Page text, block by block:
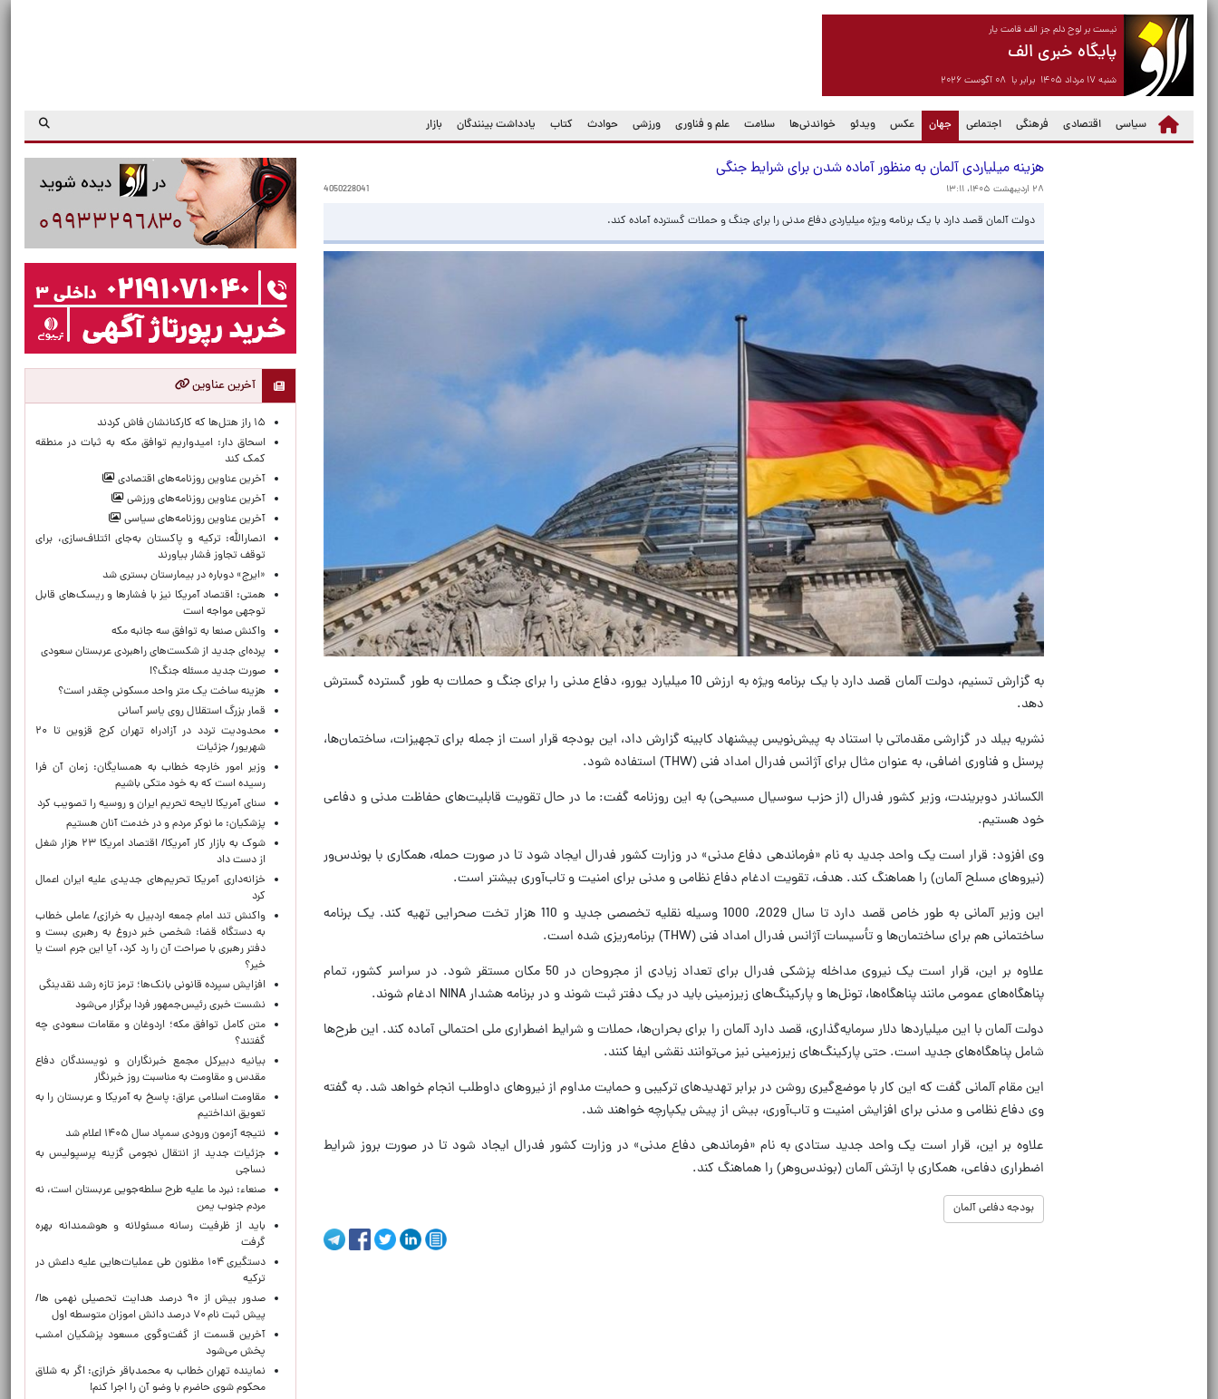
نیست بر لوح دلم جز الف قامت یار
پایگاه خبری الف
شنبه ۱۷ مرداد ۱۴۰۵ برابر با ۰۸ آگوست ۲۰۲۶
سیاسی اقتصادی فرهنگی اجتماعی جهان
(current) عکس ویدئو خواندنی‌ها سلامت علم و فناوری ورزشی حوادث کتاب یادداشت بینندگان بازار
هزینه میلیاردی آلمان به منظور آماده شدن برای شرایط جنگی
۲۸ اردیبهشت ۱۴۰۵، ۱۳:۱۱ 4050228041
دولت آلمان قصد دارد با یک برنامه ویژه میلیاردی دفاع مدنی را برای جنگ و حملات گسترده آماده کند.
به گزارش تسنیم، دولت آلمان قصد دارد با یک برنامه ویژه به ارزش 10 میلیارد یورو، دفاع مدنی را برای جنگ و حملات به طور گسترده گسترش
دهد.
نشریه بیلد در گزارشی مقدماتی با استناد به پیش‌نویس پیشنهاد کابینه گزارش داد، این بودجه قرار است از جمله برای تجهیزات، ساختمان‌ها،
پرسنل و فناوری اضافی، به عنوان مثال برای آژانس فدرال امداد فنی (THW) استفاده شود.
الکساندر دوبریندت، وزیر کشور فدرال (از حزب سوسیال مسیحی) به این روزنامه گفت: ما در حال تقویت قابلیت‌های حفاظت مدنی و دفاعی
خود هستیم.
وی افزود: قرار است یک واحد جدید به نام «فرماندهی دفاع مدنی» در وزارت کشور فدرال ایجاد شود تا در صورت حمله، همکاری با بوندس‌ور
(نیروهای مسلح آلمان) را هماهنگ کند. هدف، تقویت ادغام دفاع نظامی و مدنی برای امنیت و تاب‌آوری بیشتر است.
این وزیر آلمانی به طور خاص قصد دارد تا سال 2029، 1000 وسیله نقلیه تخصصی جدید و 110 هزار تخت صحرایی تهیه کند. یک برنامه
ساختمانی هم برای ساختمان‌ها و تأسیسات آژانس فدرال امداد فنی (THW) برنامه‌ریزی شده است.
علاوه بر این، قرار است یک نیروی مداخله پزشکی فدرال برای تعداد زیادی از مجروحان در 50 مکان مستقر شود. در سراسر کشور، تمام
پناهگاه‌های عمومی مانند پناهگاه‌ها، تونل‌ها و پارکینگ‌های زیرزمینی باید در یک دفتر ثبت شوند و در برنامه هشدار NINA ادغام شوند.
دولت آلمان با این میلیاردها دلار سرمایه‌گذاری، قصد دارد آلمان را برای بحران‌ها، حملات و شرایط اضطراری ملی احتمالی آماده کند. این طرح‌ها
شامل پناهگاه‌های جدید است. حتی پارکینگ‌های زیرزمینی نیز می‌توانند نقشی ایفا کنند.
این مقام آلمانی گفت که این کار با موضع‌گیری روشن در برابر تهدیدهای ترکیبی و حمایت مداوم از نیروهای داوطلب انجام خواهد شد. به گفته
وی دفاع نظامی و مدنی برای افزایش امنیت و تاب‌آوری، بیش از پیش یکپارچه خواهند شد.
علاوه بر این، قرار است یک واحد جدید ستادی به نام «فرماندهی دفاع مدنی» در وزارت کشور فدرال ایجاد شود تا در صورت بروز شرایط
اضطراری دفاعی، همکاری با ارتش آلمان (بوندس‌وهر) را هماهنگ کند.
بودجه دفاعی آلمان
آخرین عناوین
۱۵ راز هتل‌ها که کارکنانشان فاش کردند
اسحاق دار: امیدواریم توافق مکه به ثبات در منطقه
کمک کند
آخرین عناوین روزنامه‌های اقتصادی
آخرین عناوین روزنامه‌های ورزشی
آخرین عناوین روزنامه‌های سیاسی
انصارالله: ترکیه و پاکستان به‌جای ائتلاف‌سازی، برای
توقف تجاوز فشار بیاورند
«ایرج» دوباره در بیمارستان بستری شد
همتی: اقتصاد آمریکا نیز با فشارها و ریسک‌های قابل
توجهی مواجه است
واکنش صنعا به توافق سه جانبه مکه
پرده‌ای جدید از شکست‌های راهبردی عربستان سعودی
صورت جدید مسئله جنگ؟!
هزینه ساخت یک متر واحد مسکونی چقدر است؟
قمار بزرگ استقلال روی یاسر آسانی
محدودیت تردد در آزادراه تهران کرج قزوین تا ۲۰
شهریور/ جزئیات
وزیر امور خارجه خطاب به همسایگان: زمان آن فرا
رسیده است که به خود متکی باشیم
سنای آمریکا لایحه تحریم ایران و روسیه را تصویب کرد
پزشکیان: ما نوکر مردم و در خدمت آنان هستیم
شوک به بازار کار آمریکا/ اقتصاد امریکا ۲۳ هزار شغل
از دست داد
خزانه‌داری آمریکا تحریم‌های جدیدی علیه ایران اعمال
کرد
واکنش تند امام جمعه اردبیل به خرازی/ عاملی خطاب
به دستگاه قضا: شخصی خبر دروغ به رهبری بست و
دفتر رهبری با صراحت آن را رد کرد، آیا این جرم است یا
خیر؟
افزایش سپرده قانونی بانک‌ها؛ ترمز تازه رشد نقدینگی
نشست خبری رئیس‌جمهور فردا برگزار می‌شود
متن کامل توافق مکه؛ اردوغان و مقامات سعودی چه
گفتند؟
بیانیه دبیرکل مجمع خبرنگاران و نویسندگان دفاع
مقدس و مقاومت به مناسبت روز خبرنگار
مقاومت اسلامی عراق: پاسخ به آمریکا و عربستان را به
تعویق انداختیم
نتیجه آزمون ورودی سمپاد سال ۱۴۰۵ اعلام شد
جزئیات جدید از انتقال نجومی گزینه پرسپولیس به
نساجی
صنعاء: نبرد ما علیه طرح سلطه‌جویی عربستان است، نه
مردم جنوب یمن
باید از ظرفیت رسانه مسئولانه و هوشمندانه بهره
گرفت
دستگیری ۱۰۴ مظنون طی عملیات‌هایی علیه داعش در
ترکیه
صدور بیش از ۹۰ درصد هدایت تحصیلی نهمی ها/
پیش ثبت نام ۷۰ درصد دانش اموزان متوسطه اول
آخرین قسمت از گفت‌وگوی مسعود پزشکیان امشب
پخش می‌شود
نماینده تهران خطاب به محمدباقر خرازی: اگر به شلاق
محکوم شوی حاضرم با وضو آن را اجرا کنم!